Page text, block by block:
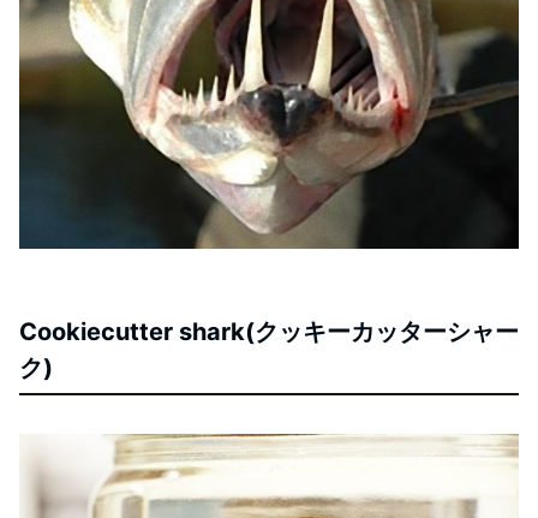
Cookiecutter shark(クッキーカッターシャー
ク)